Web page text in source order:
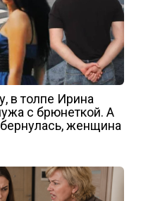
в толпе Ирина
с брюнеткой. А
женщина